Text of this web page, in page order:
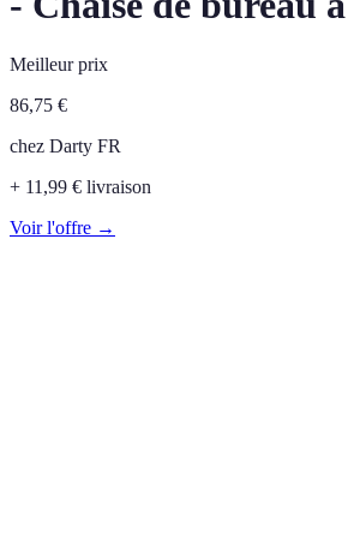
Meilleur prix
86,75 €
chez Darty FR
+ 11,99 € livraison
Voir l'offre →